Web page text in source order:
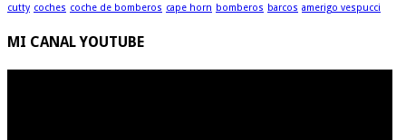
cutty coches coche de bomberos cape horn bomberos barcos amerigo vespucci
MI CANAL YOUTUBE